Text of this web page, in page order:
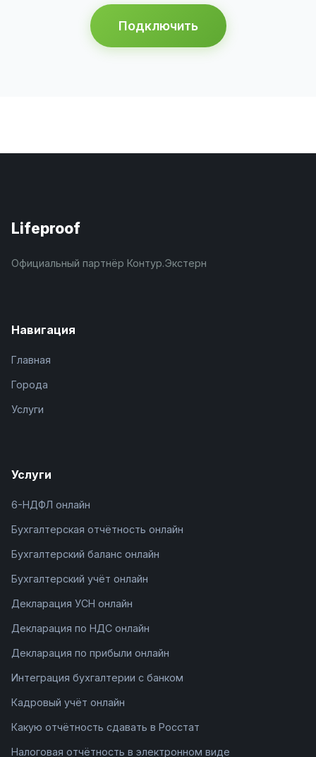
Подключить
Lifeproof
Официальный партнёр Контур.Экстерн
Навигация
Главная
Города
Услуги
Услуги
6-НДФЛ онлайн
Бухгалтерская отчётность онлайн
Бухгалтерский баланс онлайн
Бухгалтерский учёт онлайн
Декларация УСН онлайн
Декларация по НДС онлайн
Декларация по прибыли онлайн
Интеграция бухгалтерии с банком
Кадровый учёт онлайн
Какую отчётность сдавать в Росстат
Налоговая отчётность в электронном виде